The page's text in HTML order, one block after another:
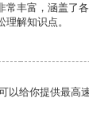
常丰富，涵盖了
解知识点。
以给你提供最高